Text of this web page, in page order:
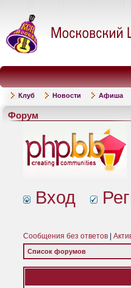
Клуб Новости Афиша
Форум
Вход
Сообщения без ответов
Список форумов